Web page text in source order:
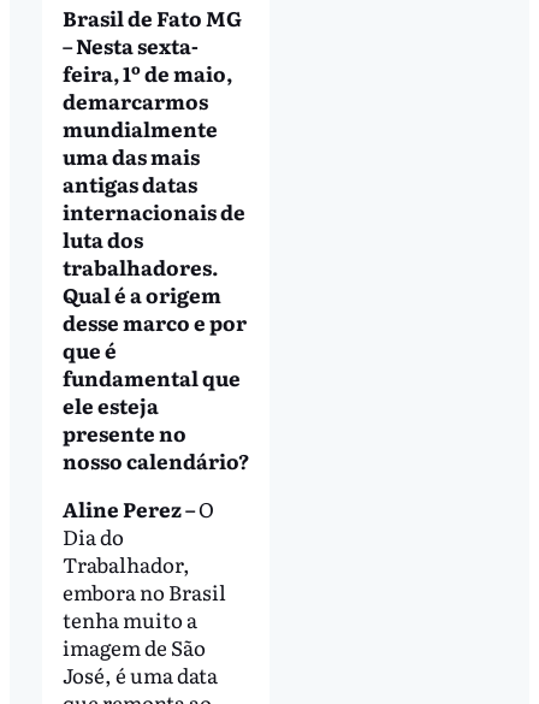
Brasil de Fato MG
– Nesta sexta-
feira, 1º de maio,
demarcarmos
mundialmente
uma das mais
antigas datas
internacionais de
luta dos
trabalhadores.
Qual é a origem
desse marco e por
que é
fundamental que
ele esteja
presente no
nosso calendário?
Aline Perez –O
Dia do
Trabalhador,
embora no Brasil
tenha muito a
imagem de São
José, é uma data